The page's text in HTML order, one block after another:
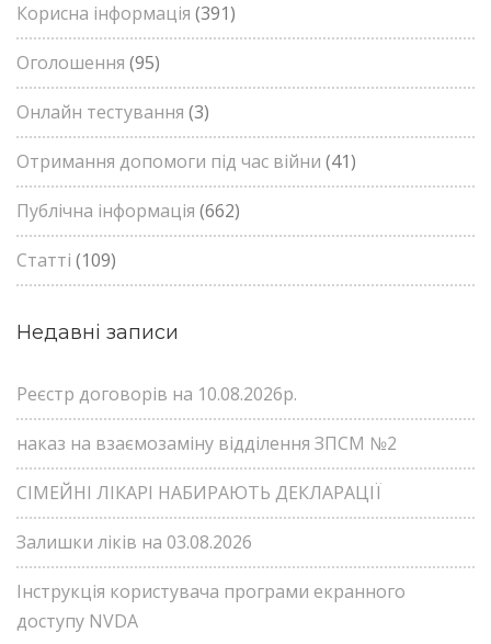
Корисна інформація (391)
Оголошення (95)
Онлайн тестування (3)
Отримання допомоги під час війни (41)
Публічна інформація (662)
Статті (109)
Недавні записи
Реєстр договорів на 10.08.2026р.
наказ на взаємозаміну відділення ЗПСМ №2
СІМЕЙНІ ЛІКАРІ НАБИРАЮТЬ ДЕКЛАРАЦІЇ
Залишки ліків на 03.08.2026
Інструкція користувача програми екранного
доступу NVDA